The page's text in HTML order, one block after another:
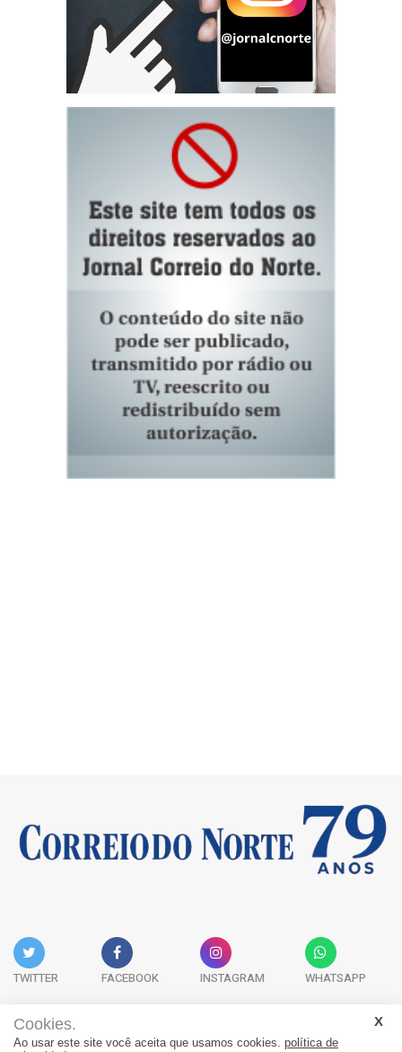
TWITTER FACEBOOK INSTAGRAM WHATSAPP
Cookies.
Ao usar este site você aceita que usamos cookies. política de